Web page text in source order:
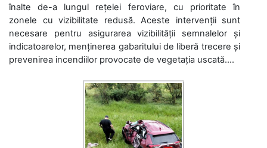
înalte de-a lungul rețelei feroviare, cu prioritate în
zonele cu vizibilitate redusă. Aceste intervenții sunt
necesare pentru asigurarea vizibilității semnalelor și
indicatoarelor, menținerea gabaritului de liberă trecere și
prevenirea incendiilor provocate de vegetația uscată....